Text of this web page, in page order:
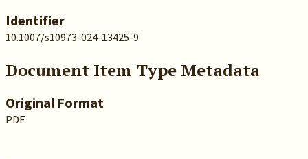
Identifier
10.1007/s10973-024-13425-9
Document Item Type Metadata
Original Format
PDF